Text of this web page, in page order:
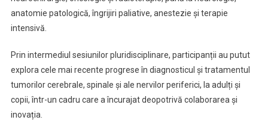
anatomie patologică, îngrijiri paliative, anestezie și terapie
intensivă.
Prin intermediul sesiunilor pluridisciplinare, participanții au putut
explora cele mai recente progrese în diagnosticul și tratamentul
tumorilor cerebrale, spinale și ale nervilor periferici, la adulți și
copii, într-un cadru care a încurajat deopotrivă colaborarea și
inovația.